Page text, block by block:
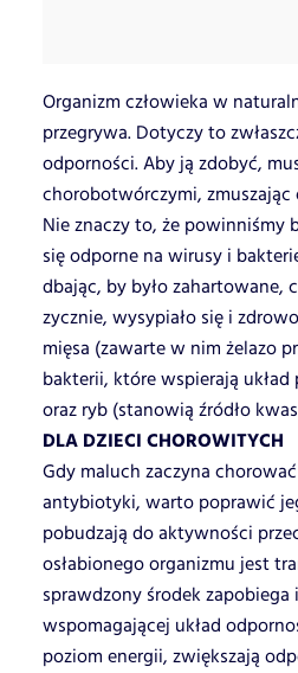
Organizm człowieka w
przegrywa. Dotyczy to
odporności. Aby ją zdobyć,
chorobotwórczymi,
Nie znaczy to, że powinniśmy
się odporne na wirusy i
dbając, by było zahartowane,
zycznie, wysypiało się i
mięsa (zawarte w nim żelazo
bakterii, które wspierają
oraz ryb (stanowią źródło
DLA DZIECI CHOROWITYCH
Gdy maluch zaczyna
antybiotyki, warto poprawić
pobudzają do aktywności
osłabionego organizmu jest
sprawdzony środek
wspomagającej układ
poziom energii, zwiększają